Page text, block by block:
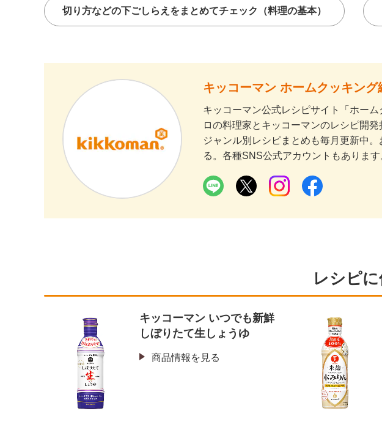
切り方などの下ごしらえをまとめてチェック （料理の基本）
キッコーマン ホームクッキング
キッコーマン公式レシピサイト「ホー
ロの料理家とキッコーマンのレシピ開
ジャンル別レシピまとめも毎月更新中
る。各種SNS公式アカウントもあります
レシピ
キッコーマン いつでも新鮮
しぼりたて生しょうゆ
商品情報を見る